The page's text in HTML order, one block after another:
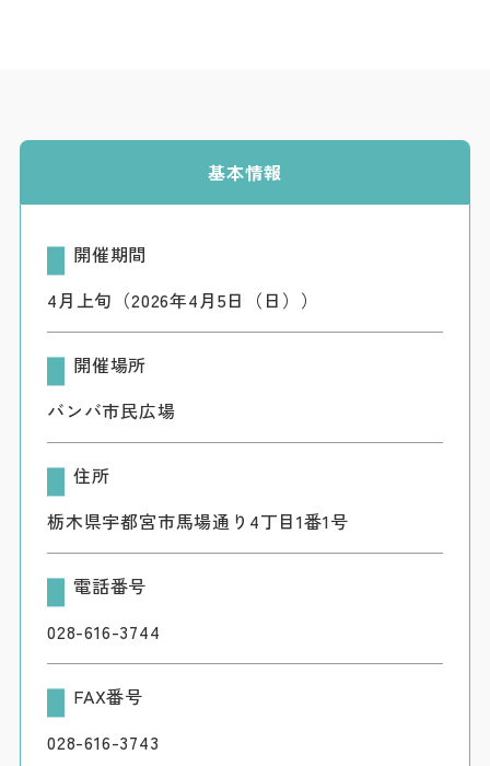
基本情報
開催期間
4月上旬（2026年4月5日（日））
開催場所
バンバ市民広場
住所
栃木県宇都宮市馬場通り4丁目1番1号
電話番号
028-616-3744
FAX番号
028-616-3743